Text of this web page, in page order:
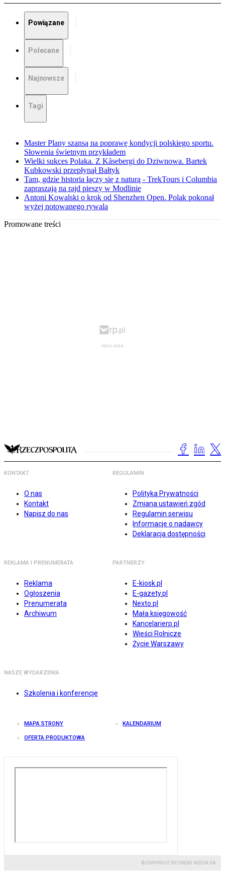
Powiązane
Polecane
Najnowsze
Tagi
Master Plany szansą na poprawę kondycji polskiego sportu.
Słowenia świetnym przykładem
Wielki sukces Polaka. Z Kåsebergi do Dziwnowa. Bartek
Kubkowski przepłynął Bałtyk
Tam, gdzie historia łączy się z naturą - TrekTours i Columbia
zapraszają na rajd pieszy w Modlinie
Antoni Kowalski o krok od Shenzhen Open. Polak pokonał
wyżej notowanego rywala
Promowane treści
KONTAKT
O nas
Kontakt
Napisz do nas
REGULAMIN
Polityka Prywatności
Zmiana ustawień zgód
Regulamin serwisu
Informacje o nadawcy
Deklaracja dostępności
REKLAMA I PRENUMERATA
Reklama
Ogłoszenia
Prenumerata
Archiwum
PARTNERZY
E-kiosk.pl
E-gazety.pl
Nexto.pl
Mała księgowość
Kancelarierp.pl
Wieści Rolnicze
Życie Warszawy
NASZE WYDARZENIA
Szkolenia i konferencje
MAPA STRONY KALENDARIUM
OFERTA PRODUKTOWA
© COPYRIGHT BY GREMI MEDIA SA